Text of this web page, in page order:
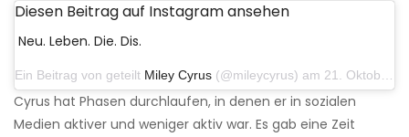
Diesen Beitrag auf Instagram ansehen
Neu. Leben. Die. Dis.
Ein Beitrag von geteilt Miley Cyrus (@mileycyrus) am 21. Oktober 2019 um 12:31 Uhr PDT
Cyrus hat Phasen durchlaufen, in denen er in sozialen
Medien aktiver und weniger aktiv war. Es gab eine Zeit